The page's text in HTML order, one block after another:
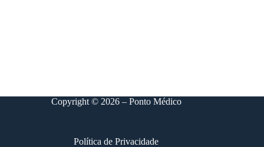
Copyright © 2026 – Ponto Médico
Política de Privacidade